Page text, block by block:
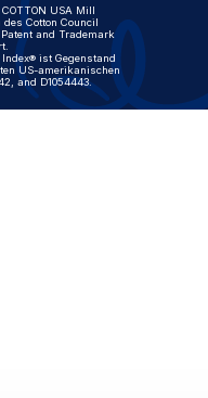
USA Mill
Cotton Council
and Trademark
ist Gegenstand
US-amerikanischen
and D1054443.